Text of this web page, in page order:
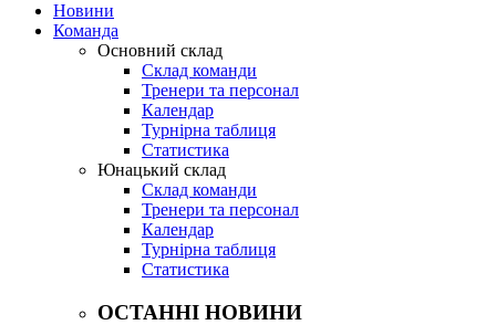
Новини
Команда
Основний склад
Склад команди
Тренери та персонал
Календар
Турнірна таблиця
Статистика
Юнацький склад
Склад команди
Тренери та персонал
Календар
Турнірна таблиця
Статистика
ОСТАННІ НОВИНИ